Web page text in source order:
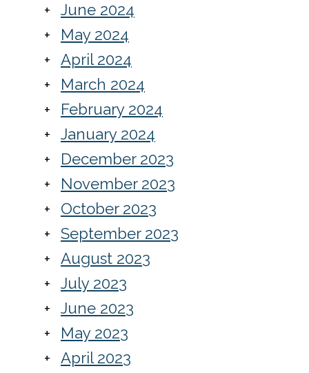
June 2024
May 2024
April 2024
March 2024
February 2024
January 2024
December 2023
November 2023
October 2023
September 2023
August 2023
July 2023
June 2023
May 2023
April 2023